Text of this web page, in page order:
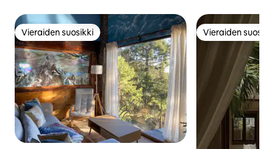
Vieraiden suosikki
Vieraiden suosikki Vieraiden
Vieraiden